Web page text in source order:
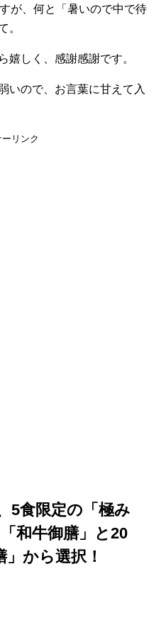
が、何と「暑いので中で待
。
嬉しく、感謝感謝です。
いので、お言葉に甘えて入
ーリンク
5食限定の「極み
和牛御膳」と20
から選択！